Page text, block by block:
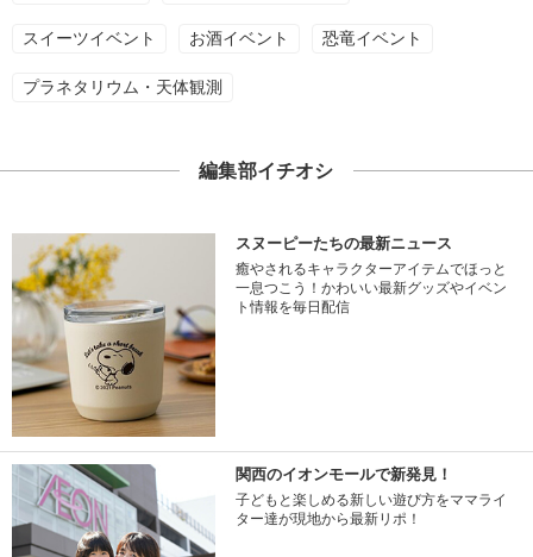
スイーツイベント お酒イベント 恐竜イベント
プラネタリウム・天体観測
編集部イチオシ
スヌーピーたちの最新ニュース
癒やされるキャラクターアイテムでほっと
一息つこう！かわいい最新グッズやイベン
ト情報を毎日配信
関西のイオンモールで新発見！
子どもと楽しめる新しい遊び方をママライ
ター達が現地から最新リポ！